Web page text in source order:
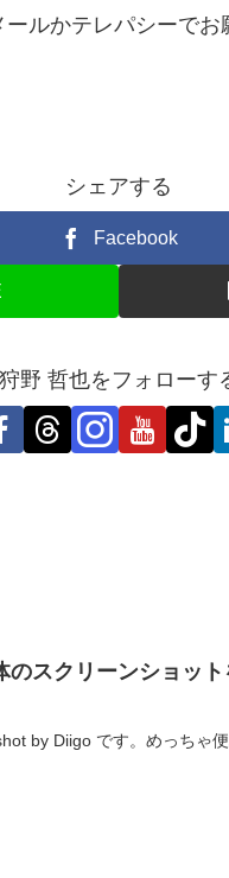
ルかテレパシーでお
シェアする
Facebook
狩野 哲也をフォローす
のスクリーンショッ
by Diigo です。めっちゃ